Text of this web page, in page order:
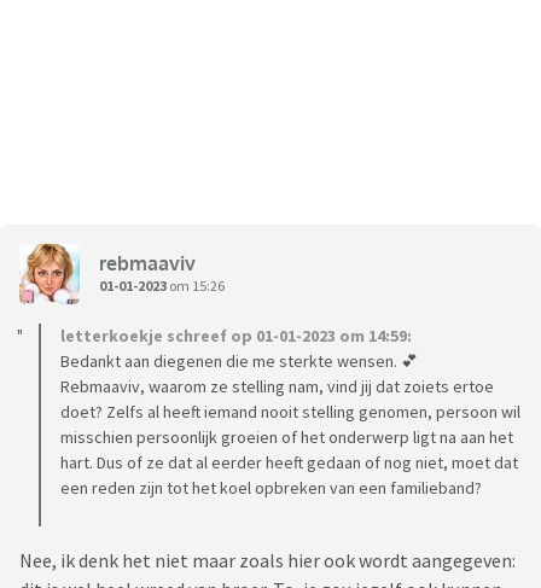
rebmaaviv
01-01-2023 om 15:26
letterkoekje schreef op 01-01-2023 om 14:59:
Bedankt aan diegenen die me sterkte wensen. 💕
Rebmaaviv, waarom ze stelling nam, vind jij dat zoiets ertoe
doet? Zelfs al heeft iemand nooit stelling genomen, persoon wil
misschien persoonlijk groeien of het onderwerp ligt na aan het
hart. Dus of ze dat al eerder heeft gedaan of nog niet, moet dat
een reden zijn tot het koel opbreken van een familieband?
Nee, ik denk het niet maar zoals hier ook wordt aangegeven: